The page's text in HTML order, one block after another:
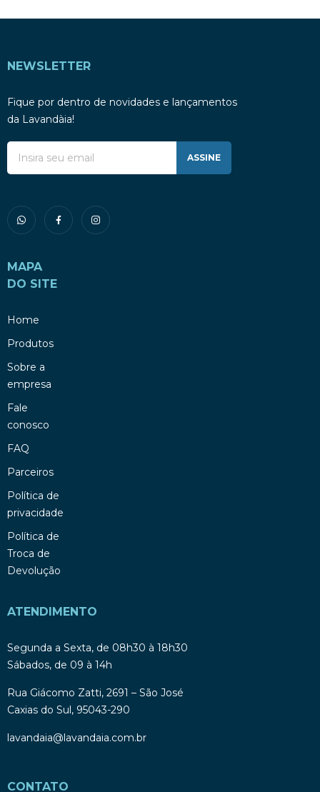
NEWSLETTER
Fique por dentro de novidades e lançamentos
da Lavandàia!
ASSINE
MAPA
DO SITE
Home
Produtos
Sobre a
empresa
Fale
conosco
FAQ
Parceiros
Política de
privacidade
Política de
Troca de
Devolução
ATENDIMENTO
Segunda a Sexta, de 08h30 à 18h30
Sábados, de 09 à 14h
Rua Giácomo Zatti, 2691 – São José
Caxias do Sul, 95043-290
lavandaia@lavandaia.com.br
CONTATO